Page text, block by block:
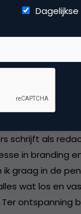
Romers
bij
schrijft als
in branding
ik graag in de
wat los en
ontspanning